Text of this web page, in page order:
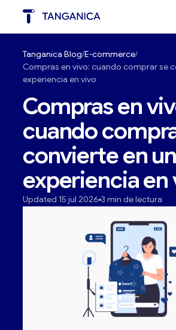
Tanganica Blog E-commerce
Compras en vivo: cuando comprar se
experiencia en vivo
Compras en
cuando
convierte en
experiencia en
Updated 15 jul 2026 3 min de lectura